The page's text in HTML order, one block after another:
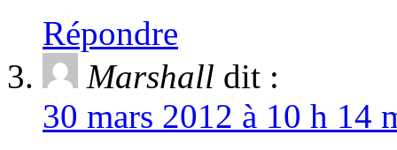
Répondre
Marshall dit :
30 mars 2012 à 10 h 14